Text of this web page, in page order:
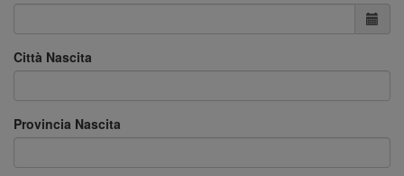
Città Nascita
Provincia Nascita